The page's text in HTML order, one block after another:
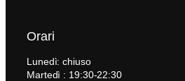
Orari
Lunedì: chiuso
Martedì : 19:30-22:30